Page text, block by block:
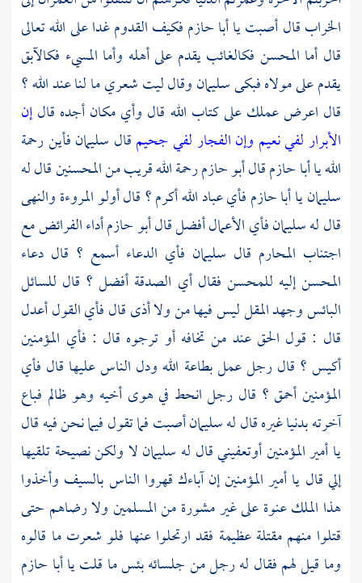
الخراب قال أصبت ياأبا حازمفكيف القدوم غدا على الله تعالى
قال أما المحسن فكالغائب يقدم على أهله وأما المسيء فكالآبق
يقدم على مولاه فبكىسليمانوقال ليت شعري ما لنا عند الله ؟
قال اعرض عملك على كتاب الله قال وأي مكان أجده قالإن
الأبرار لفي نعيم وإن الفجار لفي جحيمقال سليمانفأين رحمة
الله ياأبا حازمقالأبو حازمرحمة الله قريب من المحسنين قال له
سليمانياأبا حازمفأي عباد الله أكرم ؟ قال أولو المروءة والنهى
قال لهسليمانفأي الأعمال أفضل قالأبو حازمأداء الفرائض مع
اجتناب المحارم قال سليمان فأي الدعاء أسمع ؟ قال دعاء
المحسن إليه للمحسن فقال أي الصدقة أفضل ؟ قال للسائل
البائس وجهد المقل ليس فيها من ولا أذى قال فأي القول أعدل
قال : قول الحق عند من تخافه أو ترجوه قال : فأي المؤمنين
أكيس ؟ قال رجل عمل بطاعة الله ودل الناس عليها قال فأي
المؤمنين أحمق ؟ قال رجل انحط في هوى أخيه وهو ظالم فباع
آخرته بدنيا غيره قال لهسليمانأصبت فما تقول فيما نحن فيه قال
يا أمير المؤمنين أوتعفيني قال له سليمانلا ولكن نصيحة تلقيها
إلي قال يا أمير المؤمنين إن آباءك قهروا الناس بالسيف وأخذوا
هذا الملك عنوة على غير مشورة من المسلمين ولا رضاهم حتى
قتلوا منهم مقتلة عظيمة فقد ارتحلوا عنها فلو شعرت ما قالوه
وما قيل لهم فقال له رجل من جلسائه بئس ما قلت ياأبا حازم